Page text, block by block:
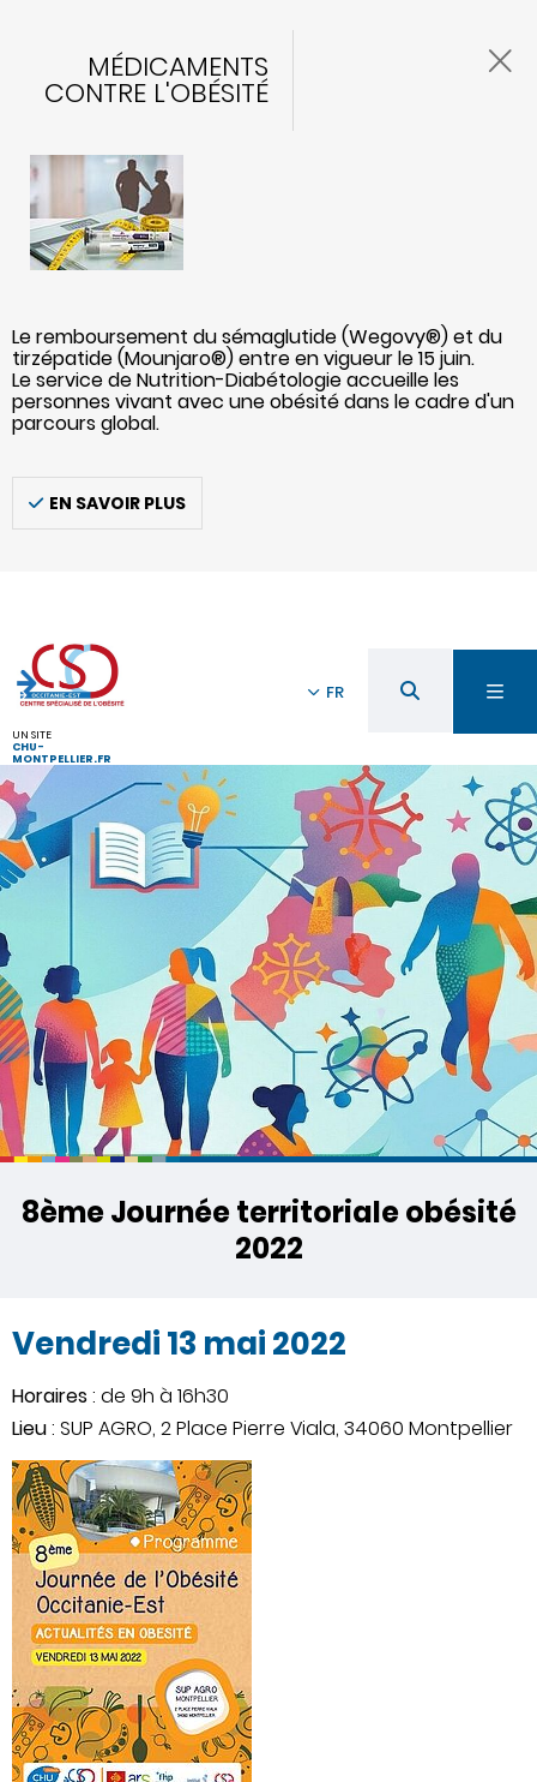
MÉDICAMENTS
CONTRE L'OBÉSITÉ
Le remboursement du sémaglutide (Wegovy®) et du
tirzépatide (Mounjaro®) entre en vigueur le 15 juin.
Le service de Nutrition-Diabétologie accueille les
personnes vivant avec une obésité dans le cadre d'un
parcours global.
EN SAVOIR PLUS
UN SITE
CHU-
MONTPELLIER.FR
FR
8ème Journée territoriale obésité
2022
Vendredi 13 mai 2022
Horaires: de 9h à 16h30
Lieu: SUP AGRO, 2 Place Pierre Viala, 34060 Montpellier